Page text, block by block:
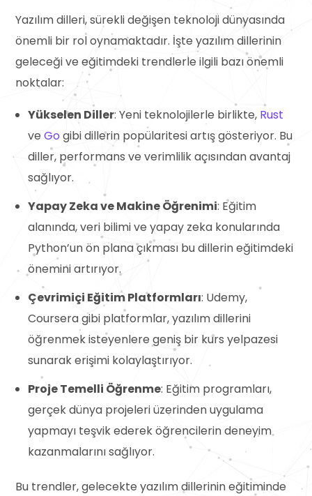
Yazılım dilleri, sürekli değişen teknoloji dünyasında
önemli bir rol oynamaktadır. İşte yazılım dillerinin
geleceği ve eğitimdeki trendlerle ilgili bazı önemli
noktalar:
Yükselen Diller: Yeni teknolojilerle birlikte, Rust
ve Go gibi dillerin popülaritesi artış gösteriyor. Bu
diller, performans ve verimlilik açısından avantaj
sağlıyor.
Yapay Zeka ve Makine Öğrenimi: Eğitim
alanında, veri bilimi ve yapay zeka konularında
Python’un ön plana çıkması bu dillerin eğitimdeki
önemini artırıyor.
Çevrimiçi Eğitim Platformları: Udemy,
Coursera gibi platformlar, yazılım dillerini
öğrenmek isteyenlere geniş bir kurs yelpazesi
sunarak erişimi kolaylaştırıyor.
Proje Temelli Öğrenme: Eğitim programları,
gerçek dünya projeleri üzerinden uygulama
yapmayı teşvik ederek öğrencilerin deneyim
kazanmalarını sağlıyor.
Bu trendler, gelecekte yazılım dillerinin eğitiminde